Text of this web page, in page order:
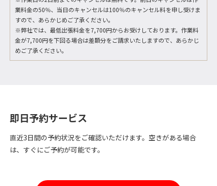
業料金の50％、当日のキャンセルは100％のキャンセル料を申し受けま
すので、あらかじめご了承ください。
※弊社では、最低出張料金を7,700円からお受けしております。作業料
金が7,700円を下回る場合は差額分をご請求いたしますので、あらかじ
めご了承ください。
即日予約サービス
直近3日間の予約状況をご確認いただけます。空きがある場合
は、すぐにご予約が可能です。